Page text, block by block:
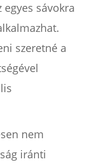
sávokra
szeretné a
nem
iránti